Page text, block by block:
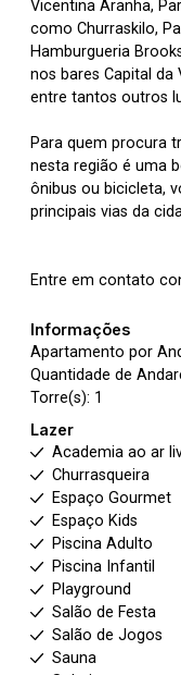
Vicentina Aranha,
como Churraskilo,
Hamburgueria
nos bares Capital da
entre tantos outros
Para quem procura
nesta região é uma
ônibus ou bicicleta,
principais vias da
Entre em contato
Informações
Apartamento por
Quantidade de
Torre(s): 1
Lazer
Academia ao ar
Churrasqueira
Espaço Gourmet
Espaço Kids
Piscina Adulto
Piscina Infantil
Playground
Salão de Festa
Salão de Jogos
Sauna